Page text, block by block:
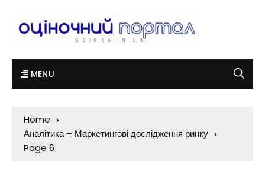
MENU
Home
Аналітика – Маркетингові дослідження ринку
Page 6